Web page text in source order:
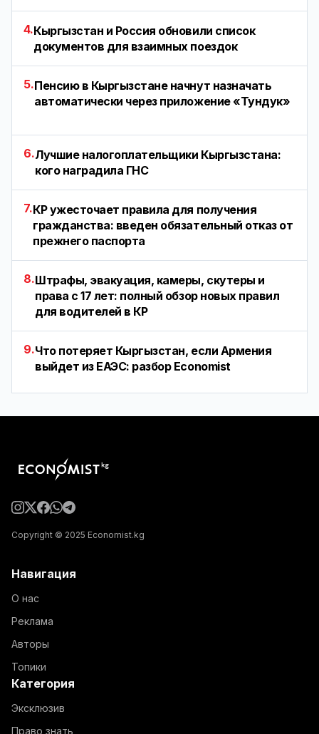
4.Кыргызстан и Россия обновили список
документов для взаимных поездок
5.Пенсию в Кыргызстане начнут назначать
автоматически через приложение «Тундук»
6.Лучшие налогоплательщики Кыргызстана:
кого наградила ГНС
7.КР ужесточает правила для получения
гражданства: введен обязательный отказ от
прежнего паспорта
8.Штрафы, эвакуация, камеры, скутеры и
права с 17 лет: полный обзор новых правил
для водителей в КР
9.Что потеряет Кыргызстан, если Армения
выйдет из ЕАЭС: разбор Economist
Copyright © 2025 Economist.kg
Навигация
О нас
Реклама
Авторы
Топики
Категория
Эксклюзив
Право знать